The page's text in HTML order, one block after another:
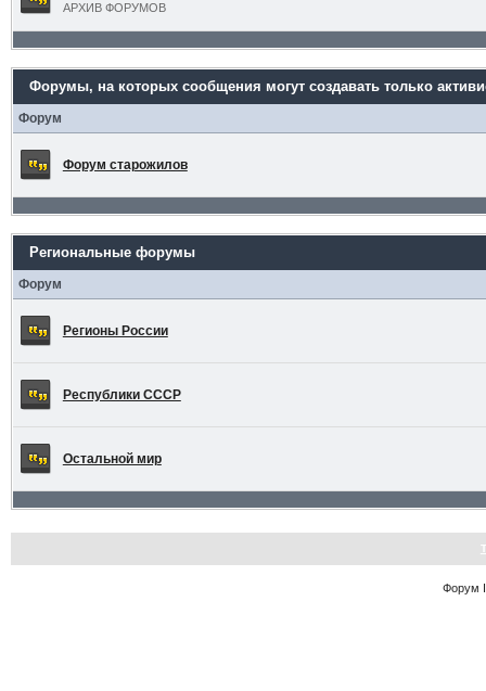
АРХИВ ФОРУМОВ
Форумы, на которых сообщения могут создавать только
Форум
Форум старожилов
Региональные форумы
Форум
Регионы России
Республики СССР
Остальной мир
Форум